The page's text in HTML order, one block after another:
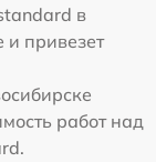
в
и привезет
работ над